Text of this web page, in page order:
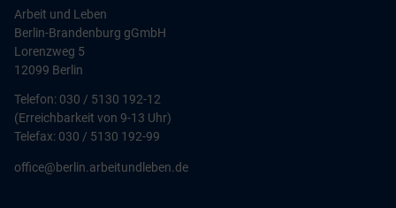
Arbeit und Leben
Berlin-Brandenburg gGmbH
Lorenzweg 5
12099 Berlin
Telefon: 030 / 5130 192-12
(Erreichbarkeit von 9-13 Uhr)
Telefax: 030 / 5130 192-99
office@berlin.arbeitundleben.de